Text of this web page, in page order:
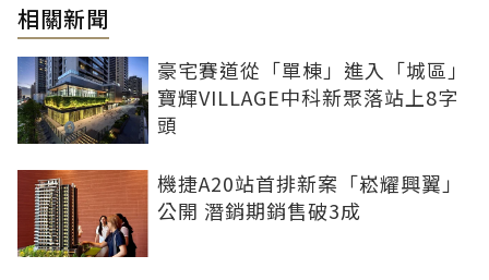
相關新聞
豪宅賽道從「單棟」進入「城區」
寶輝VILLAGE中科新聚落站上8字
頭
機捷A20站首排新案「崧耀興翼」
公開 潛銷期銷售破3成